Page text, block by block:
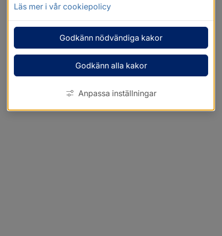
Läs mer i vår cookiepolicy
Godkänn nödvändiga kakor
Godkänn alla kakor
Anpassa inställningar